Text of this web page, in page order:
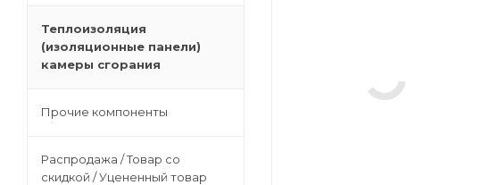
Теплоизоляция
(изоляционные панели)
камеры сгорания
Прочие компоненты
Распродажа / Товар со
скидкой / Уцененный товар